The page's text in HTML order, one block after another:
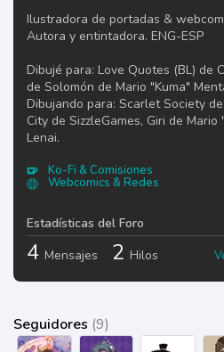
Ilustradora de portadas &
Autora y entintadora. ENG-ESP
Dibujé para: Love Quotes (BL) de
de Solomón de Mario "Kuma"
Dibujando para: Scarlet Society
City de SizzleGames, Giri de
Lenai.
Ko-Fi & Comisiones
Webcomics & Redes
Estadísticas del Foro
4 Mensajes 2 Hilos
Seguidores (9)